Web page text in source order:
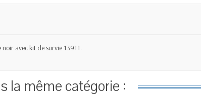
avec kit de survie 13911.
la même catégorie :